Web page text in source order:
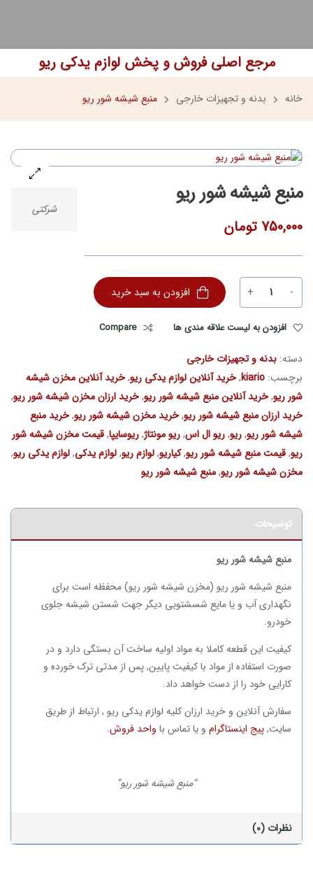
مرجع اصلی فروش و پخش لوازم یدکی ریو
خانه بدنه و تجهیزات خارجی منبع شیشه شور ریو
شرکتی
منبع شیشه شور ریو
750,000 تومان
-
+ افزودن به سبد خرید
افزودن به لیست علاقه مندی ها Compare
دسته: بدنه و تجهیزات خارجی
برچسب: kiario
,خرید آنلاین لوازم یدکی ریو,خرید آنلاین مخزن شیشه
شور ریو,خرید آنلاین منبع شیشه شور ریو,خرید ارزان مخزن شیشه شور ریو,
خرید ارزان منبع شیشه شور ریو,خرید مخزن شیشه شور ریو,خرید منبع
شیشه شور ریو,ریو,ریو ال اس,ریو مونتاژ,ریوسایپا,قیمت مخزن شیشه شور
ریو,قیمت منبع شیشه شور ریو,کیاریو,لوازم ریو,لوازم یدکی,لوازم یدکی ریو,
مخزن شیشه شور ریو,منبع شیشه شور ریو
توضیحات
منبع شیشه شور ریو
منبع شیشه شور ریو (مخزن شیشه شور ریو) محفظه است برای
نگهداری آب و یا مایع شسشتویی دیگر جهت شستن شیشه جلوی
خودرو.
کیفیت این قطعه کاملا به مواد اولیه ساخت آن بستگی دارد و در
صورت استفاده از مواد با کیفیت پایین, پس از مدتی ترک خورده و
کارایی خود را از دست خواهد داد.
سفارش آنلاین و خرید ارزان کلیه لوازم یدکی ریو , ارتباط از طریق
سایت,پیج اینستاگرام و یا تماس با واحد فروش.
“منبع شیشه شور ریو”
نظرات (0)